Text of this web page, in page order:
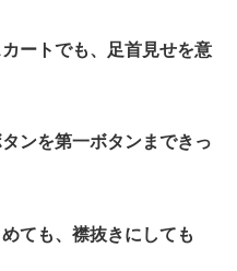
ートでも、足首見せを意
ンを第一ボタンまできっ
ても、襟抜きにしても